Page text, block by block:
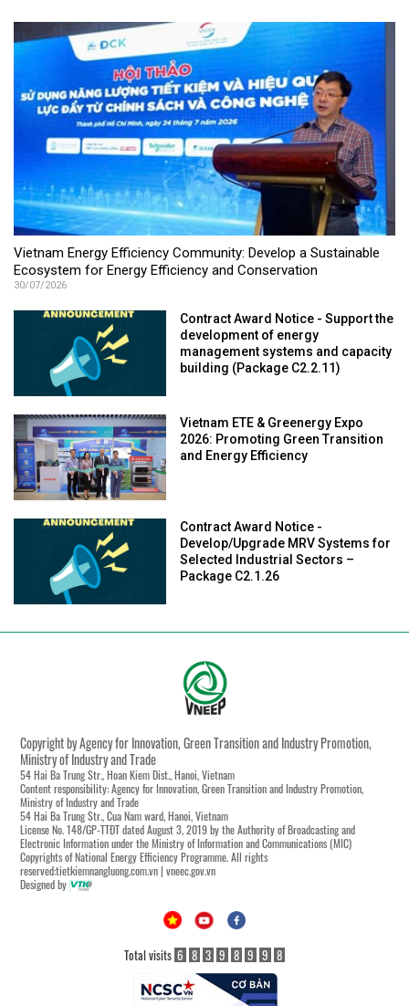
Vietnam Energy Efficiency Community: Develop a Sustainable
Ecosystem for Energy Efficiency and Conservation
30/07/2026
Contract Award Notice - Support the
development of energy
management systems and capacity
building (Package C2.2.11)
Vietnam ETE & Greenergy Expo
2026: Promoting Green Transition
and Energy Efficiency
Contract Award Notice -
Develop/Upgrade MRV Systems for
Selected Industrial Sectors –
Package C2.1.26
Copyright by Agency for Innovation, Green Transition and Industry Promotion,
Ministry of Industry and Trade
54 Hai Ba Trung Str., Hoan Kiem Dist., Hanoi, Vietnam
Content responsibility: Agency for Innovation, Green Transition and Industry Promotion,
Ministry of Industry and Trade
54 Hai Ba Trung Str., Cua Nam ward, Hanoi, Vietnam
License No. 148/GP-TTĐT dated August 3, 2019 by the Authority of Broadcasting and
Electronic Information under the Ministry of Information and Communications (MIC)
Copyrights of National Energy Efficiency Programme. All rights
reserved:tietkiemnangluong.com.vn | vneec.gov.vn
Designed by
Total visits 6 8 3 9 8 9 9 8